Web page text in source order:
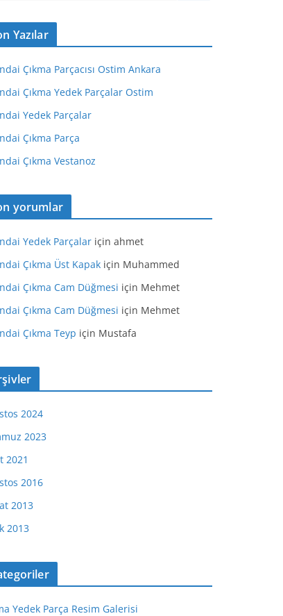
Yazılar
Çıkma Parçacısı Ostim Ankara
Çıkma Yedek Parçalar Ostim
Yedek Parçalar
Çıkma Parça
Çıkma Vestanoz
yorumlar
Yedek Parçalar için ahmet
Çıkma Üst Kapak için Muhammed
Çıkma Cam Düğmesi için Mehmet
Çıkma Cam Düğmesi için Mehmet
Çıkma Teyp için Mustafa
2024
2023
2021
2016
2013
2013
Yedek Parça Resim Galerisi